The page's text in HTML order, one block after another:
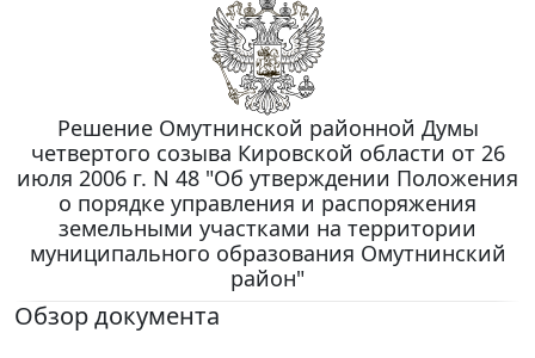
Решение Омутнинской районной Думы
четвертого созыва Кировской области от 26
июля 2006 г. N 48 "Об утверждении Положения
о порядке управления и распоряжения
земельными участками на территории
муниципального образования Омутнинский
район"
Обзор документа